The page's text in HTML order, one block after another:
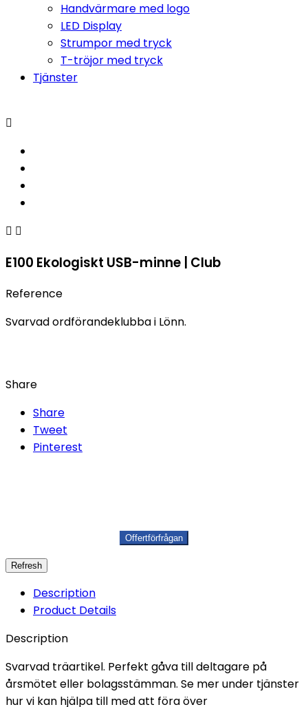
Handvärmare med logo
LED Display
Strumpor med tryck
T-tröjor med tryck
Tjänster

 
E100 Ekologiskt USB-minne | Club
Reference
Svarvad ordförandeklubba i Lönn.
Share
Share
Tweet
Pinterest
Description
Product Details
Description
Svarvad träartikel. Perfekt gåva till deltagare på
årsmötet eller bolagsstämman. Se mer under tjänster
hur vi kan hjälpa till med att föra över